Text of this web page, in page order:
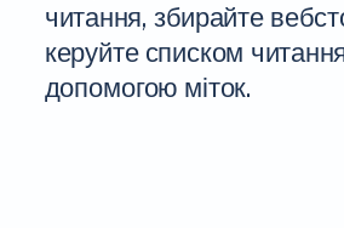
читання, збирайте
керуйте списком
допомогою міток.